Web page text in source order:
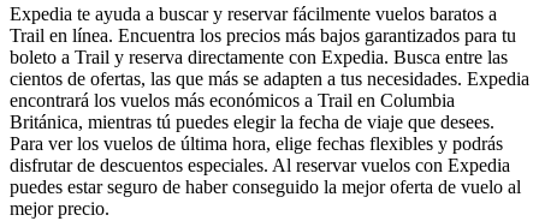
Expedia te ayuda a buscar y reservar fácilmente vuelos baratos a
Trail en línea. Encuentra los precios más bajos garantizados para tu
boleto a Trail y reserva directamente con Expedia. Busca entre las
cientos de ofertas, las que más se adapten a tus necesidades. Expedia
encontrará los vuelos más económicos a Trail en Columbia
Británica, mientras tú puedes elegir la fecha de viaje que desees.
Para ver los vuelos de última hora, elige fechas flexibles y podrás
disfrutar de descuentos especiales. Al reservar vuelos con Expedia
puedes estar seguro de haber conseguido la mejor oferta de vuelo al
mejor precio.